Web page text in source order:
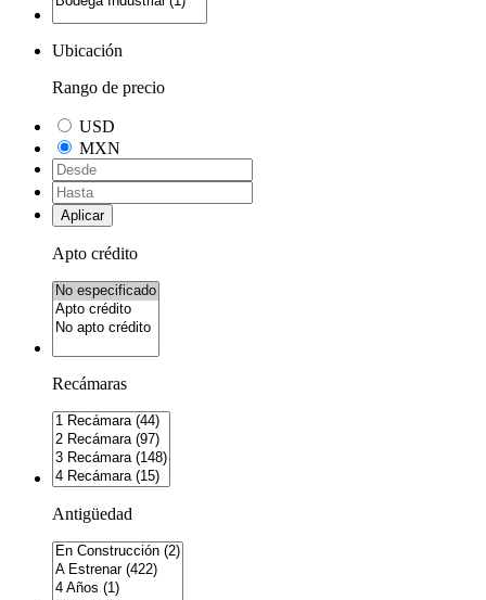
Ubicación
Rango de precio
USD
MXN
Aplicar
Apto crédito
Recámaras
Antigüedad